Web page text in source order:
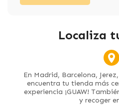
Localiza
En Madrid, Barcelona,
encuentra tu tienda más
experiencia ¡GUAW!
y recoger